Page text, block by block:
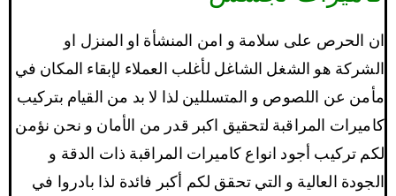
ان الحرص على سلامة و امن المنشأة او المنزل او
الشركة هو الشغل الشاغل لأغلب العملاء لإبقاء المكان في
مأمن عن اللصوص و المتسللين لذا لا بد من القيام بتركيب
كاميرات المراقبة لتحقيق اكبر قدر من الأمان و نحن نؤمن
لكم تركيب أجود انواع كاميرات المراقبة ذات الدقة و
الجودة العالية و التي تحقق لكم أكبر فائدة لذا بادروا في